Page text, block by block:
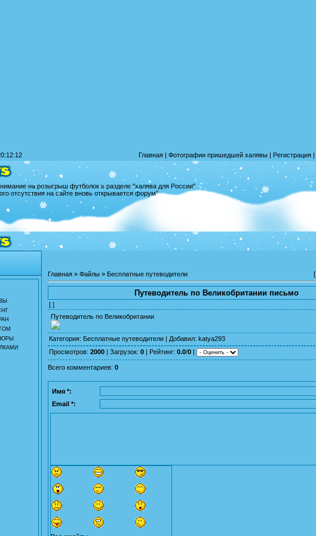
Главная| Фотографии пришедшей халявы| Регистрация|
на розыгрыш футболок в разделе "халява для России"
отсутствия на сайте вновь открывается форум"
Главная » Файлы » Бесплатные путеводители [
Путеводитель по Великобритании письмо
[ ]
Путеводитель по Великобритании
Категория: Бесплатные путеводители | Добавил: katya293
Просмотров: 2000 | Загрузок: 0 | Рейтинг: 0.0/0 |
Всего комментариев: 0
Имя *:
Email *: